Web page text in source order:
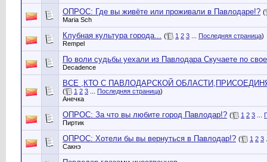
ОПРОС: Где вы живёте или проживали в Павлодаре!? (
Maria Sch
Клубная культура города... ( 1 2 3 Последняя страница)
Rempel
По воли судьбы уехали из Павлодара Скучаете по
Decadence
ВСЕ ,КТО С ПАВЛОДАРСКОЙ
( 1 2 3 Последняя страница)
Анечка
ОПРОС: За что вы любите город Павлодар!? ( 1 2 3
Пиртик
ОПРОС: Хотели бы вы вернуться в Павлодар!? ( 1 2 3
Сакнэ